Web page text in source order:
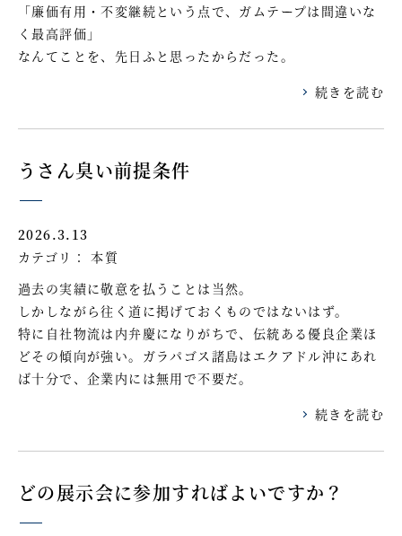
「廉価有用・不変継続という点で、ガムテープは間違いな
く最高評価」
なんてことを、先日ふと思ったからだった。
続きを読む
うさん臭い前提条件
2026.3.13
カテゴリ：本質
過去の実績に敬意を払うことは当然。
しかしながら往く道に掲げておくものではないはず。
特に自社物流は内弁慶になりがちで、伝統ある優良企業ほ
どその傾向が強い。ガラパゴス諸島はエクアドル沖にあれ
ば十分で、企業内には無用で不要だ。
続きを読む
どの展示会に参加すればよいですか？